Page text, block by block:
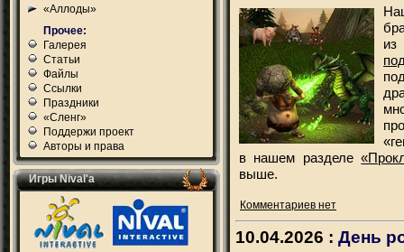
«Аллоды»
Прочее:
Галерея
Статьи
Файлы
Ссылки
Праздники
«Сленг»
Поддержи проект
Авторы и права
Игры Nival'а
в нашем разделе
выше.
Комментариев нет
10.04.2026 : День